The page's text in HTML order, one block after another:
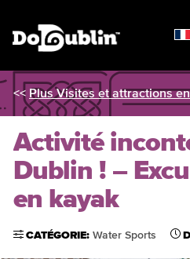
<< Plus Visites et attractions
Activité
Dublin ! –
en kayak
CATÉGORIE: Water Sports